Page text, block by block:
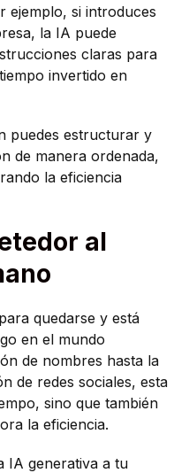
ejemplo, si introduces
la IA puede
claras para
invertido en
puedes estructurar y
de manera ordenada,
la eficiencia
al
quedarse y está
en el mundo
de nombres hasta la
de redes sociales, esta
sino que también
la eficiencia.
IA generativa a tu